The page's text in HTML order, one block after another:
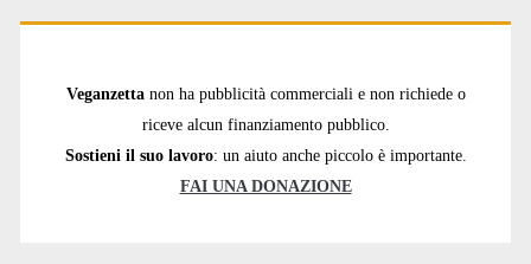
Veganzetta non ha pubblicità commerciali e non richiede o
riceve alcun finanziamento pubblico.
Sostieni il suo lavoro: un aiuto anche piccolo è importante.
FAI UNA DONAZIONE